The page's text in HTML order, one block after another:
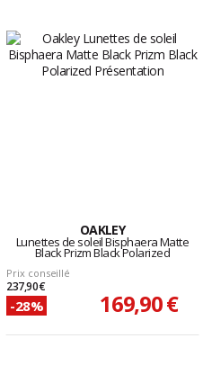
OAKLEY
Lunettes de soleil Bisphaera Matte
Black Prizm Black Polarized
Prix conseillé
237,90 €
-28% 169,90 €